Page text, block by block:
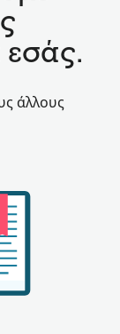
εσάς.
άλλους